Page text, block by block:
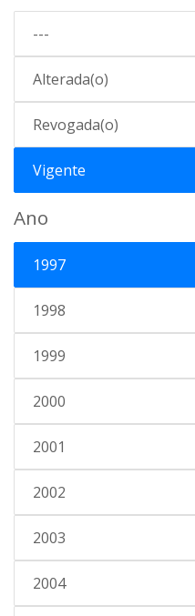
---
Alterada(o)
Revogada(o)
Vigente
Ano
1997
1998
1999
2000
2001
2002
2003
2004